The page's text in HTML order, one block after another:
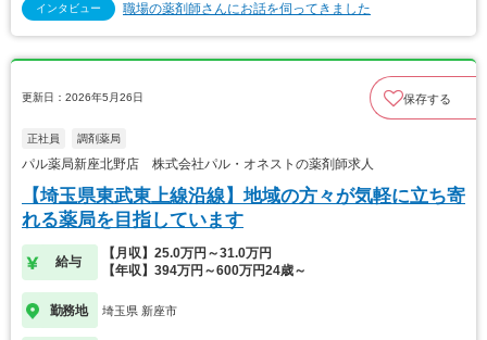
インタビュー 職場の薬剤師さんにお話を伺ってきました
更新日：2026年5月26日 保存する
正社員 調剤薬局
パル薬局新座北野店 株式会社パル・オネストの薬剤師求人
【埼玉県東武東上線沿線】地域の方々が気軽に立ち寄
れる薬局を目指しています
給与
【月収】25.0万円～31.0万円
【年収】394万円～600万円24歳～
勤務地 埼玉県 新座市